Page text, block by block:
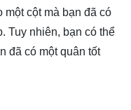
một cột mà bạn đã có
Tuy nhiên, bạn có thể
đã có một quân tốt